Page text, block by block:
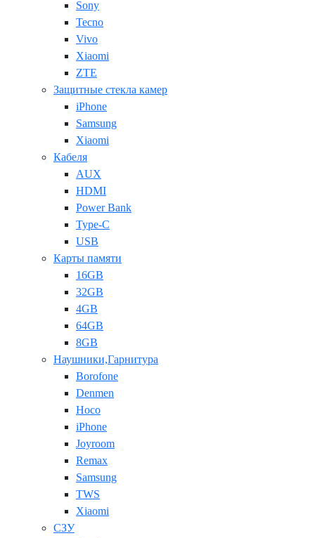
Sony
Tecno
Vivo
Xiaomi
ZTE
Защитные стекла камер
iPhone
Samsung
Xiaomi
Кабеля
AUX
HDMI
Power Bank
Type-C
USB
Карты памяти
16GB
32GB
4GB
64GB
8GB
Наушники,Гарнитура
Borofone
Denmen
Hoco
iPhone
Joyroom
Remax
Samsung
TWS
Xiaomi
СЗУ